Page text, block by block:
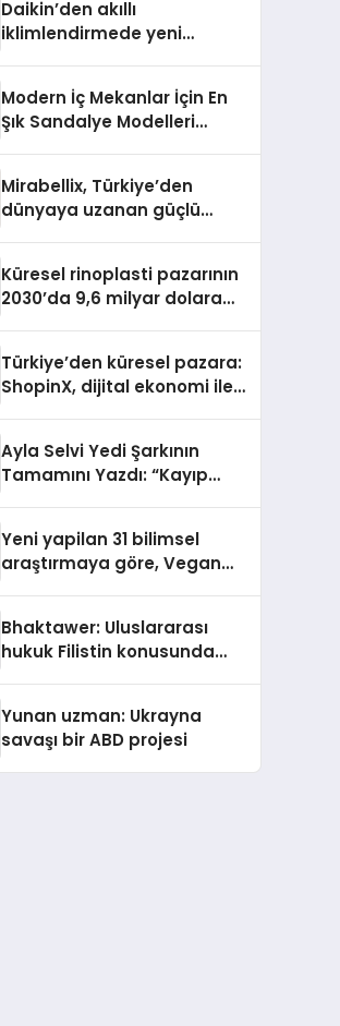
Daikin’den akıllı
iklimlendirmede yeni
Modern İç Mekanlar İçin En
Şık Sandalye Modelleri
Mirabellix, Türkiye’den
dünyaya uzanan güçlü
Küresel rinoplasti pazarının
2030’da 9,6 milyar dolara
Türkiye’den küresel pazara:
ShopinX, dijital ekonomi ile
Ayla Selvi Yedi Şarkının
Tamamını Yazdı: “Kayıp
Yeni yapilan 31 bilimsel
araştırmaya göre, Vegan
Sindirildiğini Ortaya Koydu
Bhaktawer: Uluslararası
hukuk Filistin konusunda
Yunan uzman: Ukrayna
savaşı bir ABD projesi